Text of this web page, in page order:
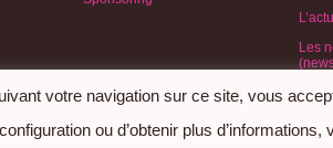
Les
votre navigation sur ce site, vous
ou d’obtenir plus d’informations,